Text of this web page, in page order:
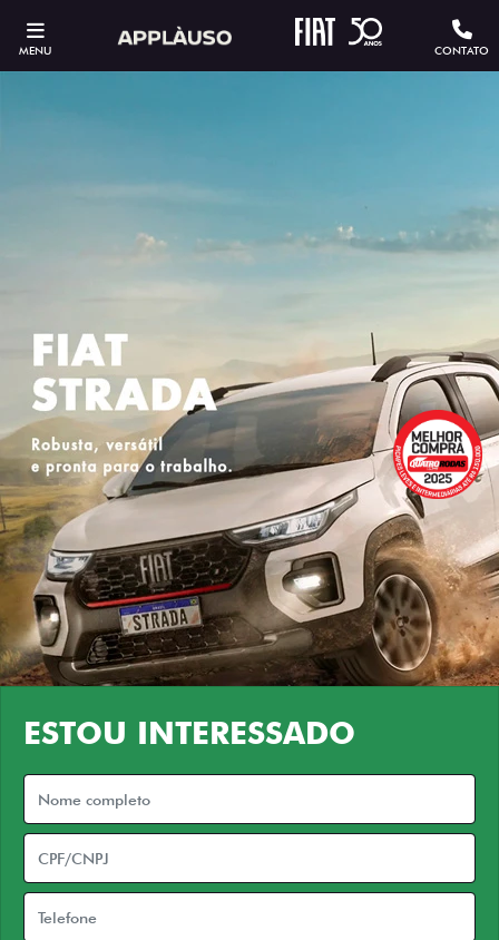
MENU CONTATO
ESTOU INTERESSADO